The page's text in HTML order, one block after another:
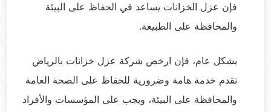
فإن عزل الخزانات يساعد في الحفاظ على البيئة
والمحافظة على الطبيعة.
بشكل عام، فإن ارخص شركة عزل خزانات بالرياض
تقدم خدمة هامة وضرورية للحفاظ على الصحة العامة
والمحافظة على البيئة، ويجب على المؤسسات والأفراد